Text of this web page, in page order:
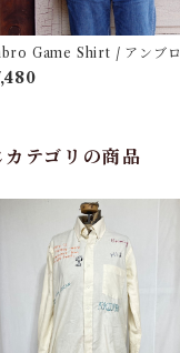
Game Shirt / アンブロ
ム シャツ / サッカー シャツ
カテゴリの商品